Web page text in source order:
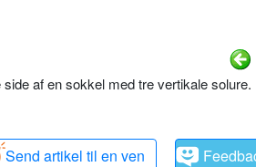
af en sokkel med tre vertikale solure.
Send artikel til en ven